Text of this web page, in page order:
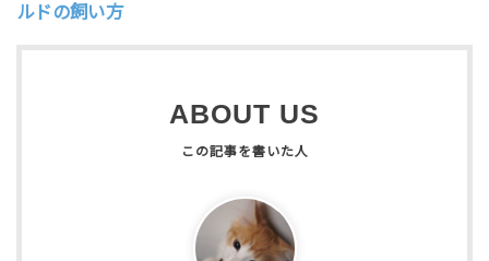
ルドの飼い方
ABOUT US